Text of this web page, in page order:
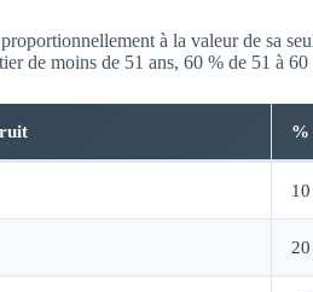
à la valeur de sa
de moins de 51 ans, 60 % de 51 à
%